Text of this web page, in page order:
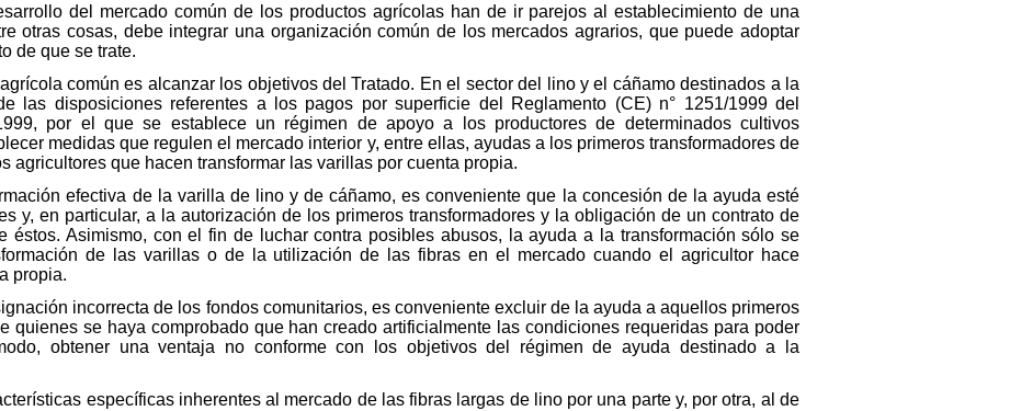
del mercado común de los productos agrícolas han de ir parejos al establecimiento de una
otras cosas, debe integrar una organización común de los mercados agrarios, que puede adoptar
de que se trate.
común es alcanzar los objetivos del Tratado. En el sector del lino y el cáñamo destinados a la
las disposiciones referentes a los pagos por superficie del Reglamento (CE) n° 1251/1999 del
por el que se establece un régimen de apoyo a los productores de determinados cultivos
medidas que regulen el mercado interior y, entre ellas, ayudas a los primeros transformadores de
agricultores que hacen transformar las varillas por cuenta propia.
efectiva de la varilla de lino y de cáñamo, es conveniente que la concesión de la ayuda esté
y, en particular, a la autorización de los primeros transformadores y la obligación de un contrato de
éstos. Asimismo, con el fin de luchar contra posibles abusos, la ayuda a la transformación sólo se
de las varillas o de la utilización de las fibras en el mercado cuando el agricultor hace
propia.
incorrecta de los fondos comunitarios, es conveniente excluir de la ayuda a aquellos primeros
quienes se haya comprobado que han creado artificialmente las condiciones requeridas para poder
obtener una ventaja no conforme con los objetivos del régimen de ayuda destinado a la
específicas inherentes al mercado de las fibras largas de lino por una parte y, por otra, al de